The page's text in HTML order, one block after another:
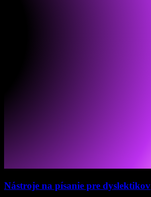
Nástroje na písanie pre dyslektikov